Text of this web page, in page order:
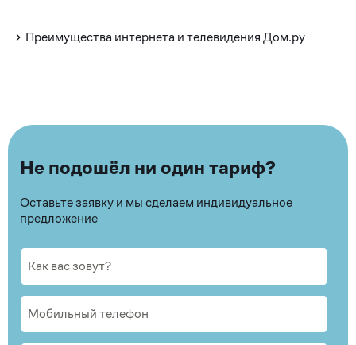
Преимущества интернета и телевидения Дом.ру
Не подошёл ни один тариф?
Оставьте заявку и мы сделаем индивидуальное
предложение